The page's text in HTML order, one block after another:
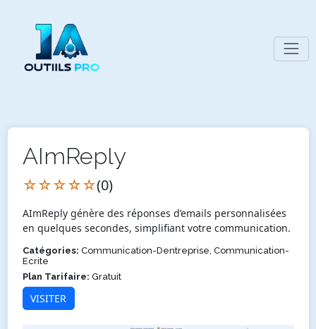
AImReply
☆☆☆☆☆(0)
AImReply génère des réponses d’emails personnalisées
en quelques secondes, simplifiant votre communication.
Catégories: Communication-Dentreprise, Communication-
Ecrite
Plan Tarifaire: Gratuit
VISITER